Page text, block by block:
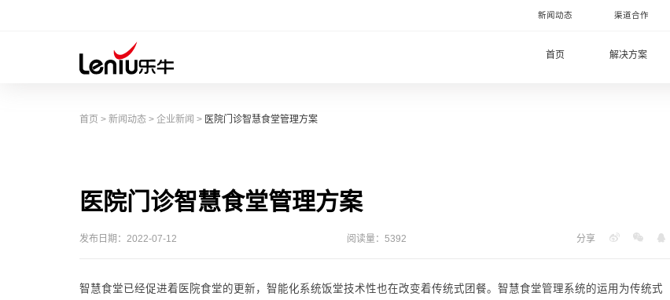
新闻动态 渠道合作
首页 解决方案
首页 > 新闻动态> 企业新闻 > 医院门诊智慧食堂管理方案
医院门诊智慧食堂管理方案
发布日期：2022-07-12 阅读量：5392 分享
智慧食堂已经促进着医院食堂的更新，智能化系统饭堂技术性也在改变着传统式团餐。智慧食堂管理系统的运用为传统式